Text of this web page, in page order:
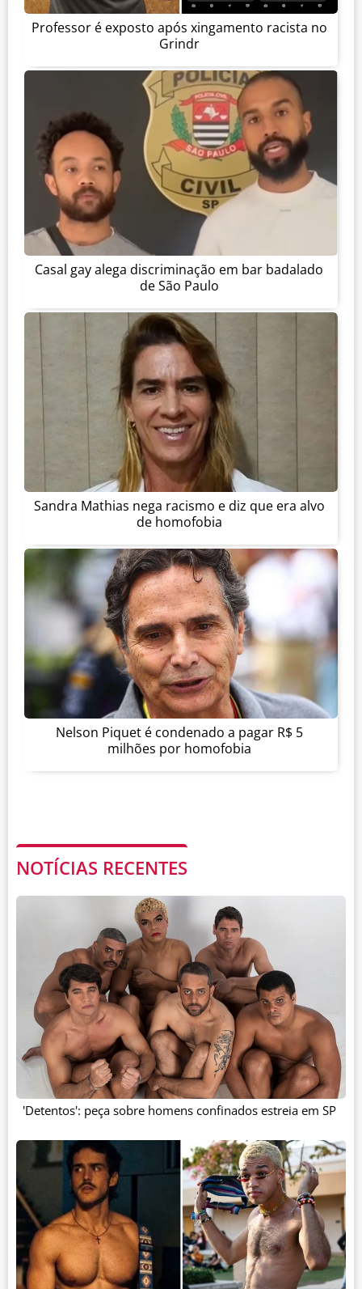
Professor é exposto após xingamento racista no
Grindr
Casal gay alega discriminação em bar badalado
de São Paulo
Sandra Mathias nega racismo e diz que era alvo
de homofobia
Nelson Piquet é condenado a pagar R$ 5
milhões por homofobia
NOTÍCIAS RECENTES
'Detentos': peça sobre homens confinados estreia em SP